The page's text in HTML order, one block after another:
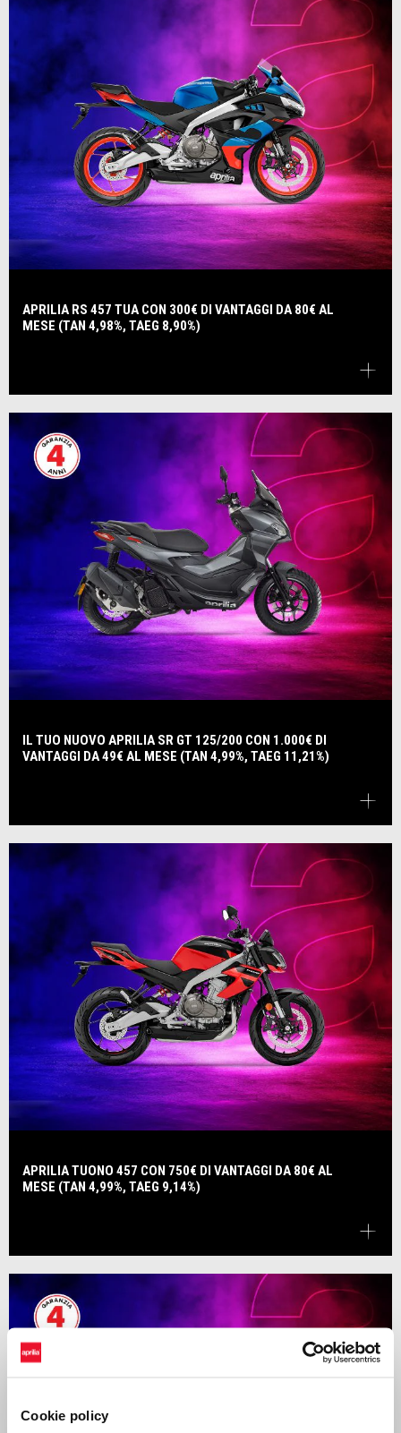
Cookie policy
APRILIA RS 457 TUA CON 300€ DI VANTAGGI DA 80€ AL
MESE (TAN 4,98%, TAEG 8,90%)
IL TUO NUOVO APRILIA SR GT 125/200 CON 1.000€ DI
VANTAGGI DA 49€ AL MESE (TAN 4,99%, TAEG 11,21%)
APRILIA TUONO 457 CON 750€ DI VANTAGGI DA 80€ AL
MESE (TAN 4,99%, TAEG 9,14%)